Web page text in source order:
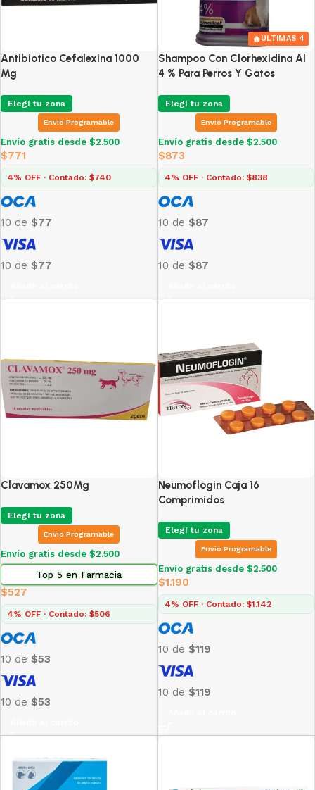
Antibiotico Cefalexina 1000
Mg
Elegí tu zona
Envio Programable
Envío gratis desde $2.500
$771
4% OFF · Contado: $740
10 de $77
10 de $77
🔥ÚLTIMAS 4
Shampoo Con Clorhexidina Al
4 % Para Perros Y Gatos
Elegí tu zona
Envio Programable
Envío gratis desde $2.500
$873
4% OFF · Contado: $838
10 de $87
10 de $87
Clavamox 250Mg
Elegí tu zona
Envio Programable
Envío gratis desde $2.500
Top 5 en Farmacia
$527
4% OFF · Contado: $506
10 de $53
10 de $53
Neumoflogin Caja 16
Comprimidos
Elegí tu zona
Envio Programable
Envío gratis desde $2.500
$1.190
4% OFF · Contado: $1.142
10 de $119
10 de $119